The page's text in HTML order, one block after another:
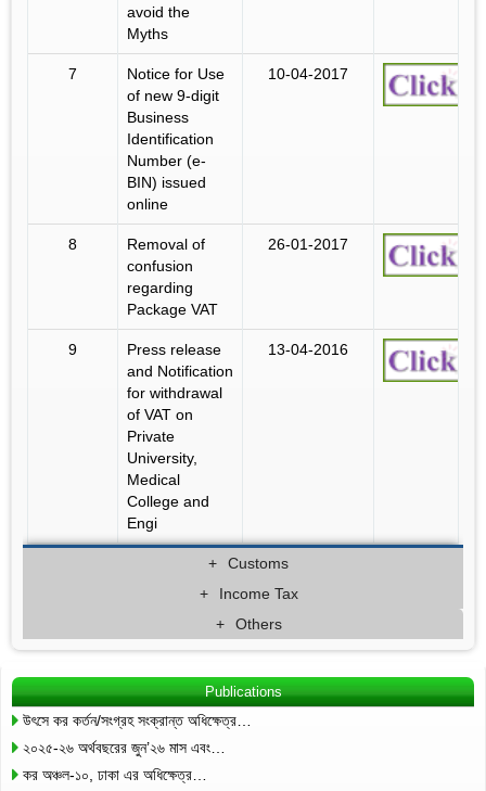
avoid the
Myths
7
Notice for Use
of new 9-digit
Business
Identification
Number (e-
BIN) issued
online
10-04-2017
8
Removal of
confusion
regarding
Package VAT
26-01-2017
9
Press release
and Notification
for withdrawal
of VAT on
Private
University,
Medical
College and
Engi
13-04-2016
Customs
Income Tax
Others
Publications
উৎসে কর কর্তন/সংগ্রহ সংক্রান্ত অধিক্ষেত্র…
২০২৫-২৬ অর্থবছরের জুন’২৬ মাস এবং…
কর অঞ্চল-১০, ঢাকা এর অধিক্ষেত্র…